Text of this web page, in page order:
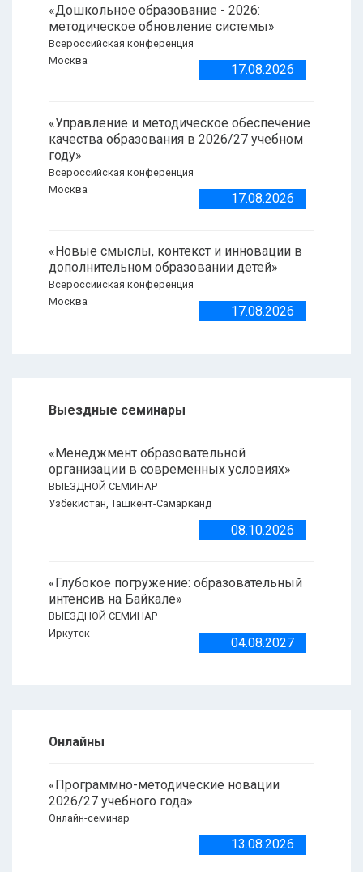
«Дошкольное образование - 2026:
методическое обновление системы»
Всероссийская конференция
Москва
17.08.2026
«Управление и методическое обеспечение
качества образования в 2026/27 учебном
году»
Всероссийская конференция
Москва
17.08.2026
«Новые смыслы, контекст и инновации в
дополнительном образовании детей»
Всероссийская конференция
Москва
17.08.2026
Выездные семинары
«Менеджмент образовательной
организации в современных условиях»
ВЫЕЗДНОЙ СЕМИНАР
Узбекистан, Ташкент-Самарканд
08.10.2026
«Глубокое погружение: образовательный
интенсив на Байкале»
ВЫЕЗДНОЙ СЕМИНАР
Иркутск
04.08.2027
Онлайны
«Программно-методические новации
2026/27 учебного года»
Онлайн-семинар
13.08.2026